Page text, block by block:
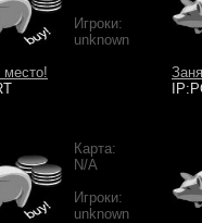
Игроки:
unknown
место!
Карта:
N/A
Игроки:
unknown